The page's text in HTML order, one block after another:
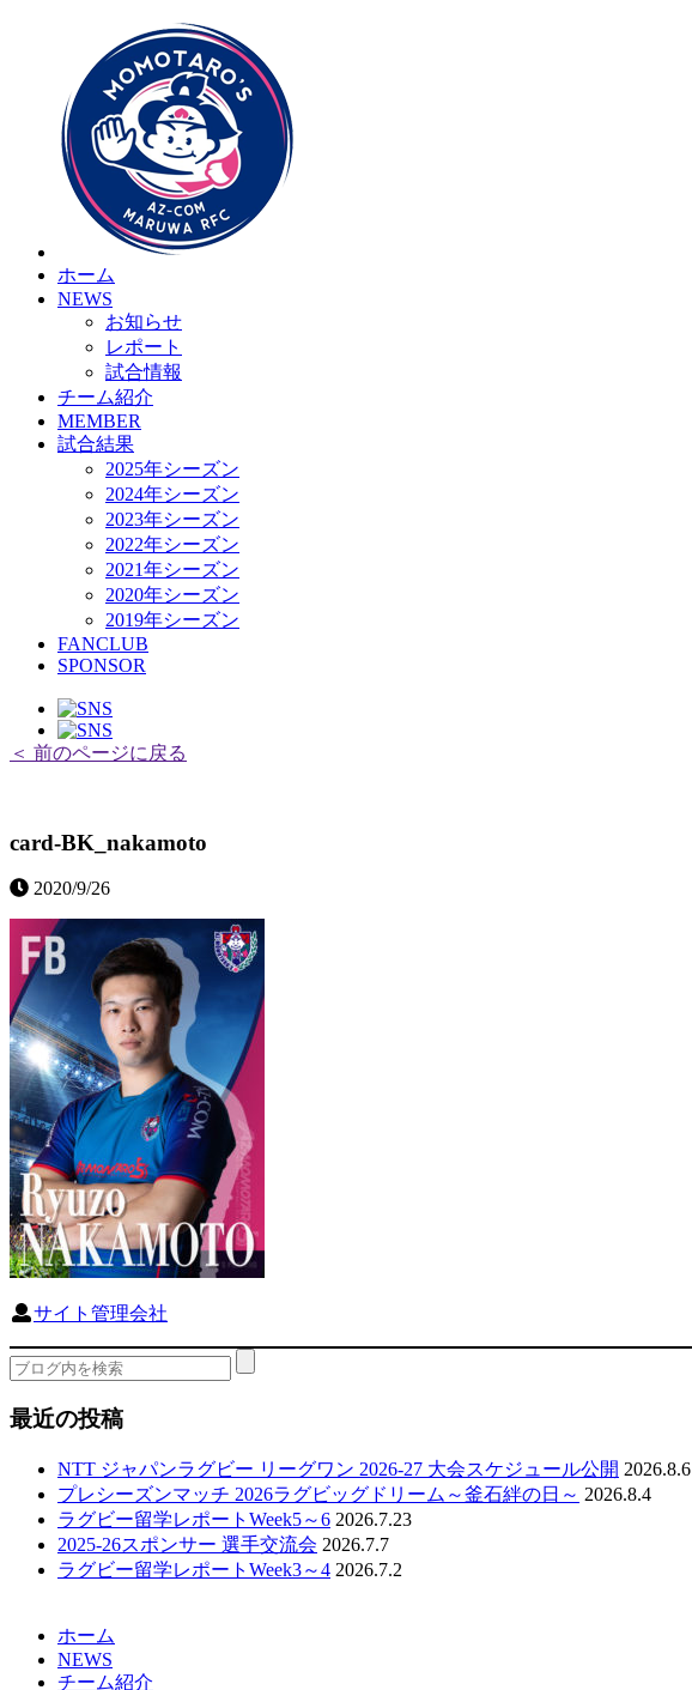
ホーム
NEWS
お知らせ
レポート
試合情報
チーム紹介
MEMBER
試合結果
2025年シーズン
2024年シーズン
2023年シーズン
2022年シーズン
2021年シーズン
2020年シーズン
2019年シーズン
FANCLUB
SPONSOR
＜ 前のページに戻る
card-BK_nakamoto
2020/9/26
サイト管理会社
最近の投稿
NTT ジャパンラグビー リーグワン 2026-27 大会スケジュール公開 2026.8.6
プレシーズンマッチ 2026ラグビッグドリーム～釜石絆の日～ 2026.8.4
ラグビー留学レポートWeek5～6 2026.7.23
2025-26スポンサー 選手交流会 2026.7.7
ラグビー留学レポートWeek3～4 2026.7.2
ホーム
NEWS
チーム紹介